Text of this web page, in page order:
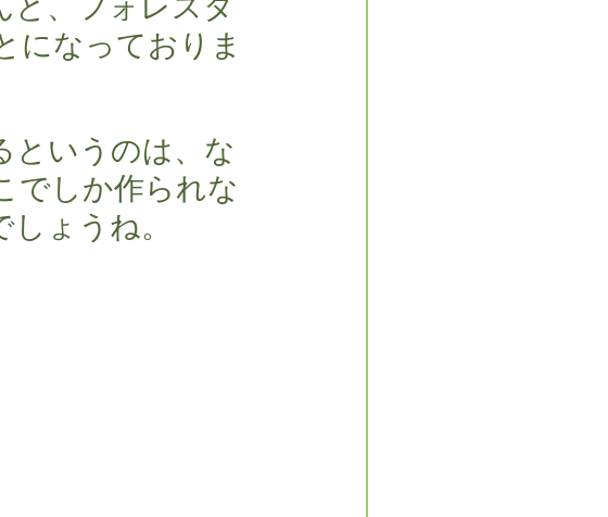
になっておりま
というのは、な
でしか作られな
しょうね。